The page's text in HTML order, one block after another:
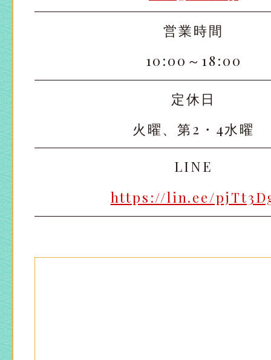
太田店
大宮店
太田店
大宮店
営業時間
10:00～18:00
定休日
火曜、第2・4水曜
LINE
https://lin.ee/